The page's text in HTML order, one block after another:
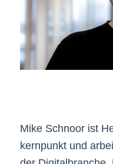
Mike Schnoor ist
kernpunkt und